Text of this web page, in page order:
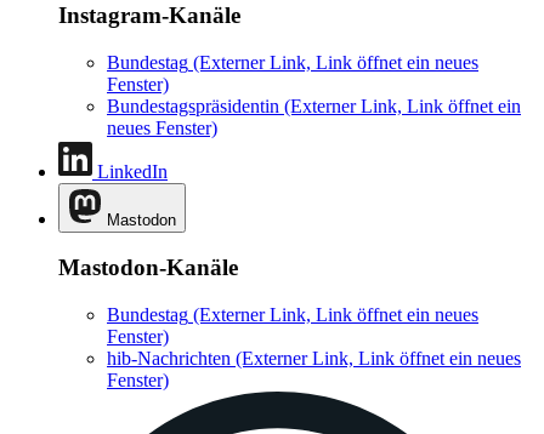
Instagram-Kanäle
Bundestag (Externer Link, Link öffnet ein neues
Fenster)
Bundestagspräsidentin (Externer Link, Link öffnet ein
neues Fenster)
LinkedIn
Mastodon
Mastodon-Kanäle
Bundestag (Externer Link, Link öffnet ein neues
Fenster)
hib-Nachrichten (Externer Link, Link öffnet ein neues
Fenster)